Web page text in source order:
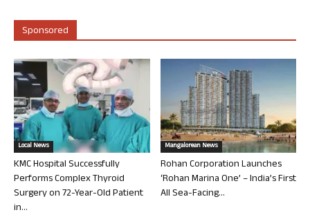
Sponsored
Local News
KMC Hospital Successfully
Performs Complex Thyroid
Surgery on 72-Year-Old Patient
in...
Mangalorean News
Rohan Corporation Launches
‘Rohan Marina One’ – India’s First
All Sea-Facing...